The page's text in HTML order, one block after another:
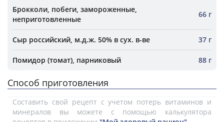
Брокколи, побеги, замороженные,
неприготовленные
66 г
Сыр российский, м.д.ж. 50% в сух. в-ве 37 г
Помидор (томат), парниковый 88 г
Способ приготовления
Составить свой рецепт с учетом потерь витаминов и
минералов вы можете с помощью калькулятора